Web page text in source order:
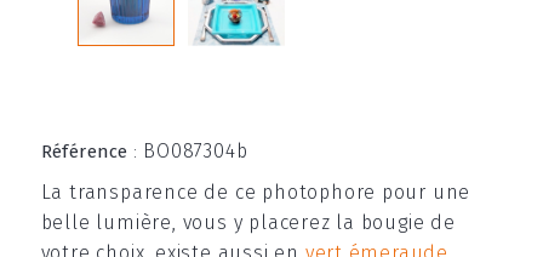
Référence : BO087304b
La transparence de ce photophore pour une
belle lumière, vous y placerez la bougie de